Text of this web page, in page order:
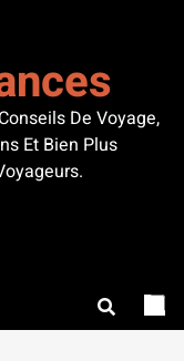
De Voyage,
Et Bien Plus